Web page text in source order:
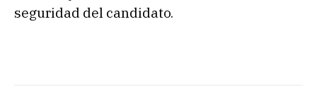
seguridad del candidato.